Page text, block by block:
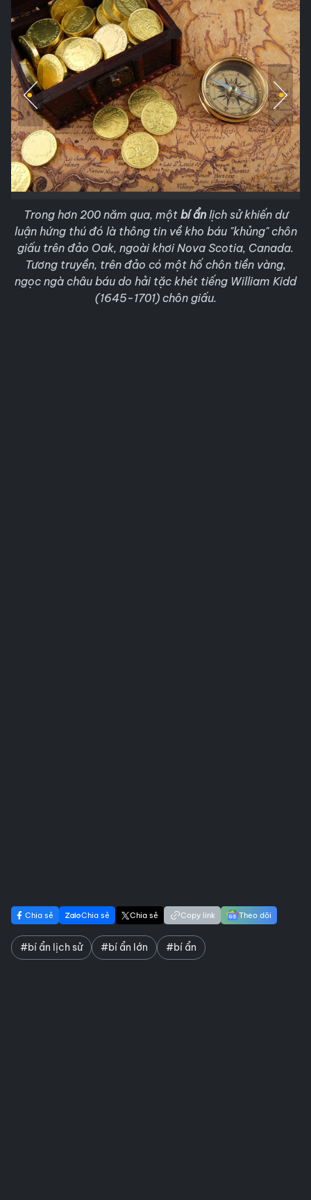
Trong hơn 200 năm qua, một bí ẩnlịch sử khiến dư
luận hứng thú đó là thông tin về kho báu "khủng" chôn
giấu trên đảo Oak, ngoài khơi Nova Scotia, Canada.
Tương truyền, trên đảo có một hố chôn tiền vàng,
ngọc ngà châu báu do hải tặc khét tiếng William Kidd
(1645-1701) chôn giấu.
Chia sẻ Chia sẻ Chia sẻ Copy link Theo dõi
#bí ẩn lịch sử #bí ẩn lớn #bí ẩn